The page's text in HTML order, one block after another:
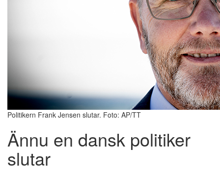
Politikern Frank Jensen slutar. Foto: AP/TT
Ännu en dansk politiker
slutar